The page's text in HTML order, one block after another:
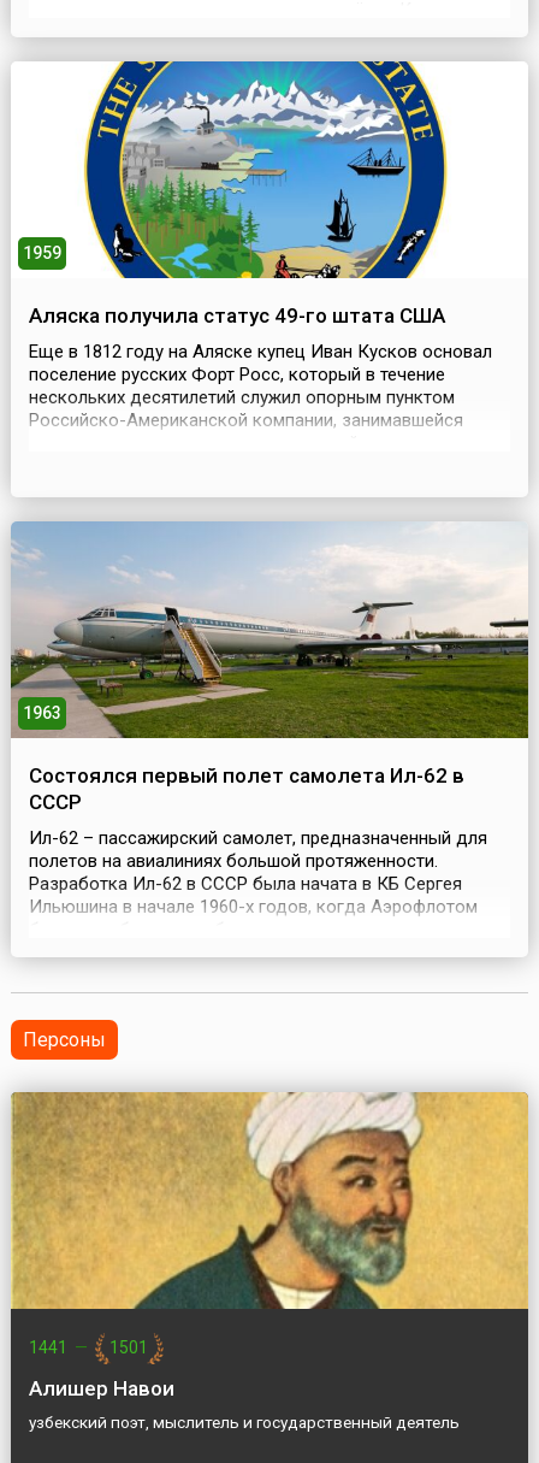
самого Петрашевского, издавшего под псевдонимом
были замешаны писатели — Достоевский, Плещеев,
Пальм, Дур...
1959
Аляска получила статус 49-го штата США
Еще в 1812 году на Аляске купец Иван Кусков основал
поселение русских Форт Росс, который в течение
нескольких десятилетий служил опорным пунктом
Российско-Американской компании, занимавшейся
1963
Состоялся первый полет самолета Ил-62 в
СССР
Ил-62 – пассажирский самолет, предназначенный для
полетов на авиалиниях большой протяженности.
Разработка Ил-62 в СССР была начата в КБ Сергея
Ильюшина в начале 1960-х годов, когда Аэрофлотом
самолету, способному совершить беспосадочный
сконструирован на 165 мест, с двигателями НК-8.
Первый пол...
Персоны
1441 — 1501
Алишер Навои
узбекский поэт, мыслитель и государственный деятель